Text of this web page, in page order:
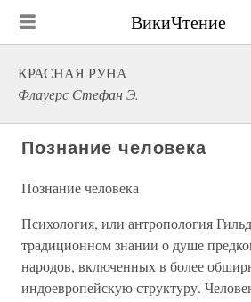
ВикиЧтение
КРАСНАЯ РУНА
Флауерс Стефан Э.
Познание человека
Познание человека
Психология, или антропология
традиционном знании о душе
народов, включенных в более
индоевропейскую структуру.